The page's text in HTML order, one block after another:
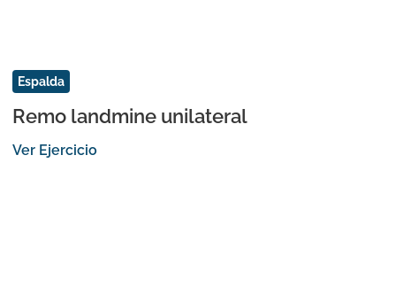
Espalda
Remo landmine unilateral
Ver Ejercicio